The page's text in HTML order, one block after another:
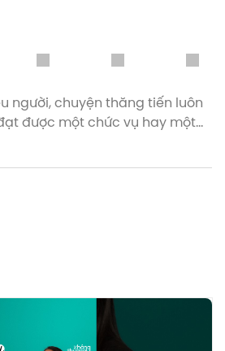
người, chuyện thăng tiến luôn
được một chức vụ hay một
liệu có phải cứ “cao hơn”
thăng tiến?” sắp lên sóng vào
Youtube Vietnam
🫶
#GAPGAP